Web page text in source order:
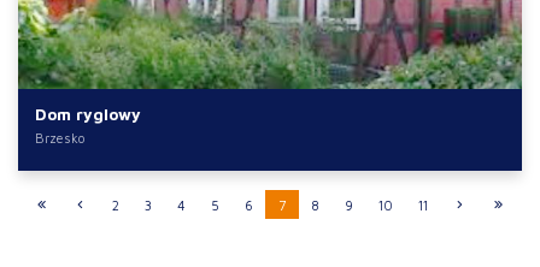
Dom ryglowy
Brzesko
2 3 4 5 6 7 8 9 10 11